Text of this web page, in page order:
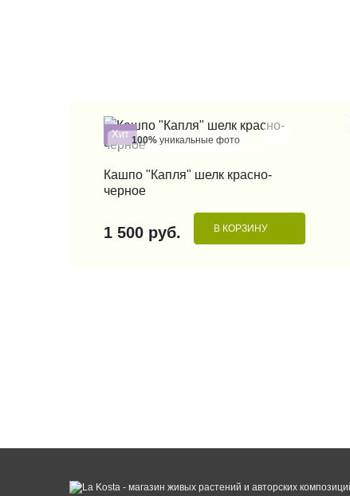
Хит 100% уникальные фото
КУПИТЬ В 1 КЛИК
Кашпо "Капля" шелк красно-
черное
1 500 руб. В КОРЗИНУ